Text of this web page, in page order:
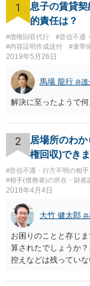
1
息子の賃貸
的責任は？
#債権回収代行 #音信不通
#内容証明作成送付
#連帯
2019年5月26日
馬場 龍行 弁護
解決に至ったようで何
2
居場所のわ
権回収)でき
#音信不通・行方不明の相手
#相手(債務者)の所在・財産
2018年4月4日
大竹 健太郎
お困りのことと存じ
算されたでしょうか
控えなどは残ってい
です。 彼の住所につ